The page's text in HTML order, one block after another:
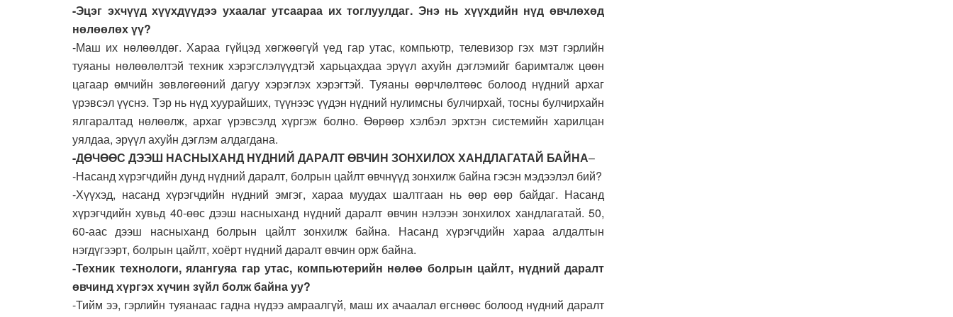
-Эцэг эхчүүд хүүхдүүдээ ухаалаг утсаараа их тоглуулдаг. Энэ нь хүүхдийн нүд өвчлөхөд
нөлөөлөх үү?
-Маш их нөлөөлдөг. Хараа гүйцэд хөгжөөгүй үед гар утас, компьютр, телевизор гэх мэт гэрлийн
туяаны нөлөөлөлтэй техник хэрэгслэлүүдтэй харьцахдаа эрүүл ахуйн дэглэмийг баримталж цөөн
цагаар өмчийн зөвлөгөөний дагуу хэрэглэх хэрэгтэй. Туяаны өөрчлөлтөөс болоод нүдний архаг
үрэвсэл үүснэ. Тэр нь нүд хуурайших, түүнээс үүдэн нүдний нулимсны булчирхай, тосны булчирхайн
ялгаралтад нөлөөлж, архаг үрэвсэлд хүргэж болно. Өөрөөр хэлбэл эрхтэн системийн харилцан
уялдаа, эрүүл ахуйн дэглэм алдагдана.
-ДӨЧӨӨС ДЭЭШ НАСНЫХАНД НҮДНИЙ ДАРАЛТ ӨВЧИН ЗОНХИЛОХ ХАНДЛАГАТАЙ БАЙНА–
-Насанд хүрэгчдийн дунд нүдний даралт, болрын цайлт өвчнүүд зонхилж байна гэсэн мэдээлэл бий?
-Хүүхэд, насанд хүрэгчдийн нүдний эмгэг, хараа муудах шалтгаан нь өөр өөр байдаг. Насанд
хүрэгчдийн хувьд 40-өөс дээш насныханд нүдний даралт өвчин нэлээн зонхилох хандлагатай. 50,
60-аас дээш насныханд болрын цайлт зонхилж байна. Насанд хүрэгчдийн хараа алдалтын
нэгдүгээрт, болрын цайлт, хоёрт нүдний даралт өвчин орж байна.
-Техник технологи, ялангуяа гар утас, компьютерийн нөлөө болрын цайлт, нүдний даралт
өвчинд хүргэх хүчин зүйл болж байна уу?
-Тийм ээ, гэрлийн туяанаас гадна нүдээ амраалгүй, маш их ачаалал өгснөөс болоод нүдний даралт